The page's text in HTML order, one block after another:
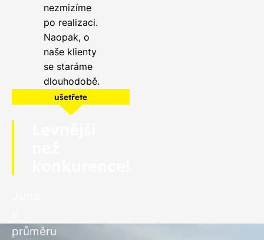
nezmizíme
po realizaci.
Naopak, o
naše klienty
se staráme
dlouhodobě.
ušetřete
průměru